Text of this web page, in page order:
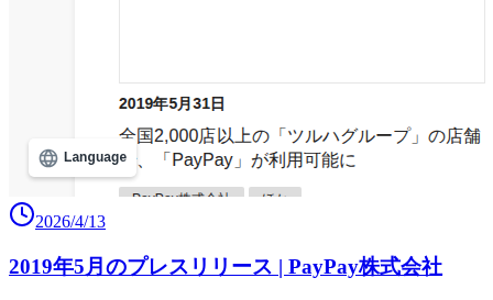
2026/4/13
2019年5月のプレスリリース | PayPay株式会社